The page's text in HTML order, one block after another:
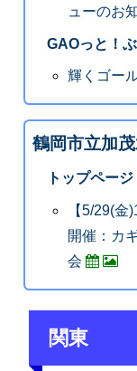
ューのお
GAOっと！
輝くゴー
鶴岡市立加
トップページ
【5/29(
開催：カ
会
関東